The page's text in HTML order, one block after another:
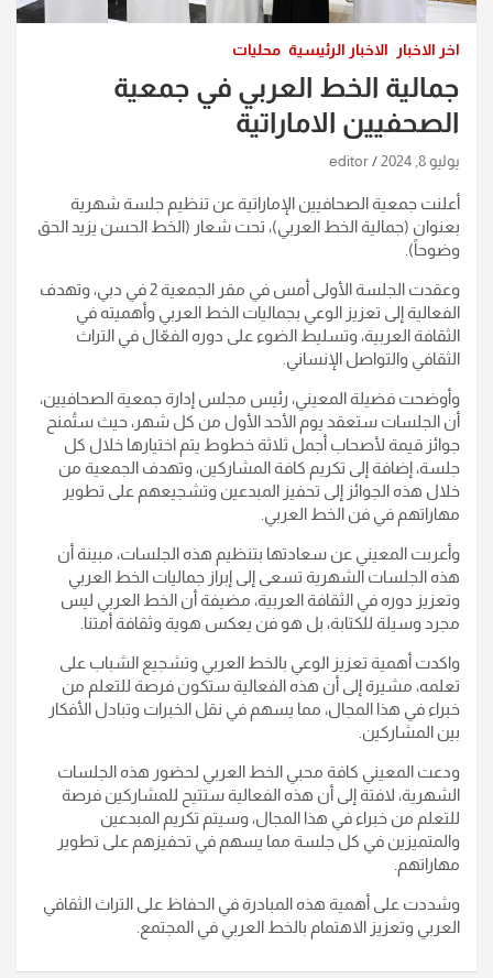
اخر الاخبار الاخبار الرئيسية محليات
جمالية الخط العربي في جمعية
الصحفيين الاماراتية
يوليو 8, 2024 editor
أعلنت جمعية الصحافيين الإماراتية عن تنظيم جلسة شهرية
بعنوان (جمالية الخط العربي)، تحت شعار (الخط الحسن يزيد الحق
وضوحاً).
وعقدت الجلسة الأولى أمس في مقر الجمعية 2 في دبي، وتهدف
الفعالية إلى تعزيز الوعي بجماليات الخط العربي وأهميته في
الثقافة العربية، وتسليط الضوء على دوره الفعّال في التراث
الثقافي والتواصل الإنساني.
وأوضحت فضيلة المعيني، رئيس مجلس إدارة جمعية الصحافيين،
أن الجلسات ستعقد يوم الأحد الأول من كل شهر، حيث ستُمنح
جوائز قيمة لأصحاب أجمل ثلاثة خطوط يتم اختيارها خلال كل
جلسة، إضافة إلى تكريم كافة المشاركين، وتهدف الجمعية من
خلال هذه الجوائز إلى تحفيز المبدعين وتشجيعهم على تطوير
مهاراتهم في فن الخط العربي.
وأعربت المعيني عن سعادتها بتنظيم هذه الجلسات، مبينة أن
هذه الجلسات الشهرية تسعى إلى إبراز جماليات الخط العربي
وتعزيز دوره في الثقافة العربية، مضيفة أن الخط العربي ليس
مجرد وسيلة للكتابة، بل هو فن يعكس هوية وثقافة أمتنا.
واكدت أهمية تعزيز الوعي بالخط العربي وتشجيع الشباب على
تعلمه، مشيرة إلى أن هذه الفعالية ستكون فرصة للتعلم من
خبراء في هذا المجال، مما يسهم في نقل الخبرات وتبادل الأفكار
بين المشاركين.
ودعت المعيني كافة محبي الخط العربي لحضور هذه الجلسات
الشهرية، لافتة إلى أن هذه الفعالية ستتيح للمشاركين فرصة
للتعلم من خبراء في هذا المجال، وسيتم تكريم المبدعين
والمتميزين في كل جلسة مما يسهم في تحفيزهم على تطوير
مهاراتهم.
وشددت على أهمية هذه المبادرة في الحفاظ على التراث الثقافي
العربي وتعزيز الاهتمام بالخط العربي في المجتمع.